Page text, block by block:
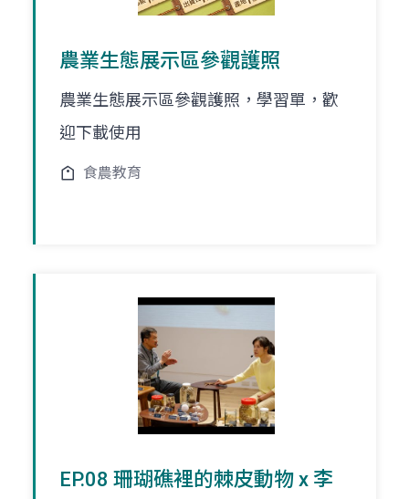
農業生態展示區參觀護照
農業生態展示區參觀護照，學習單，歡
迎下載使用
食農教育
EP.08 珊瑚礁裡的棘皮動物 x 李